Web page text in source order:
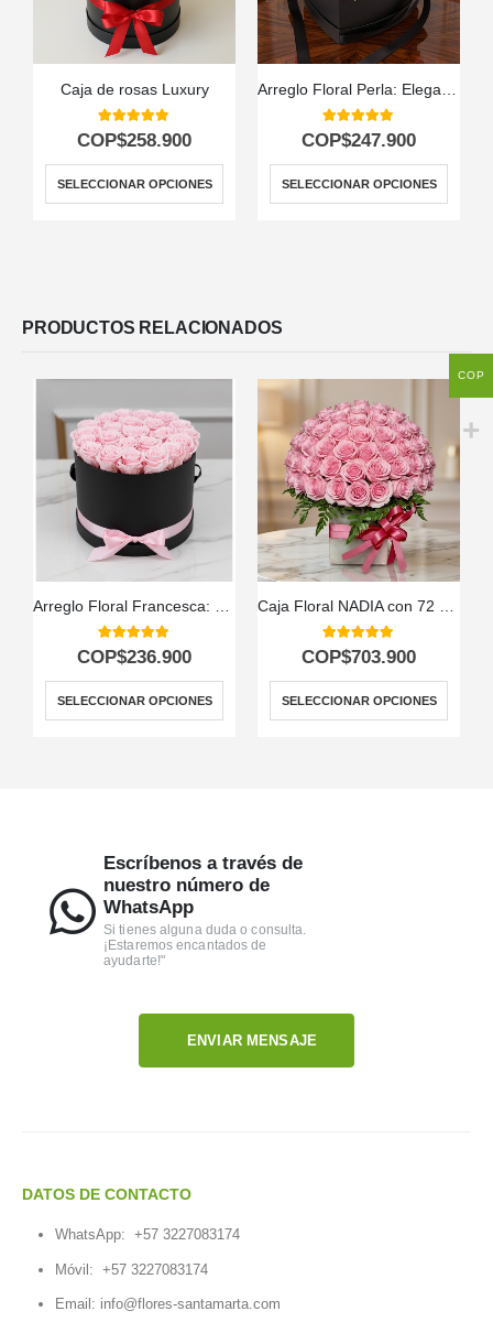
Caja de rosas Luxury
5.00out of 5
COP$258.900
SELECCIONAR OPCIONES
5.00out of 5
COP$247.900
SELECCIONAR OPCIONES
PRODUCTOS RELACIONADOS
Arreglo Floral Francesca: 21 Rosas en Elegante Cilindro 🤍
5.00out of 5
COP$236.900
SELECCIONAR OPCIONES
Caja Floral NADIA con 72 Rosas: Elegancia Pura 🕊️
5.00out of 5
COP$703.900
SELECCIONAR OPCIONES
Escríbenos a través de
nuestro número de
WhatsApp
Si tienes alguna duda o consulta.
¡Estaremos encantados de
ayudarte!"
ENVIAR MENSAJE
DATOS DE CONTACTO
WhatsApp: +57 3227083174
Móvil: +57 3227083174
Email: info@flores-santamarta.com
COP